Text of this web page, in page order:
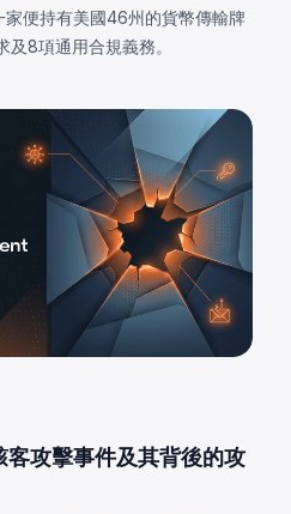
便持有美國46州的貨幣傳輸牌
8項通用合規義務。
攻擊事件及其背後的攻